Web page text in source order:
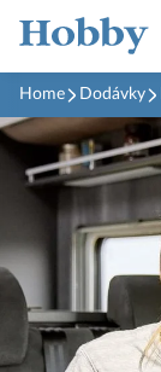
Home Dodávky